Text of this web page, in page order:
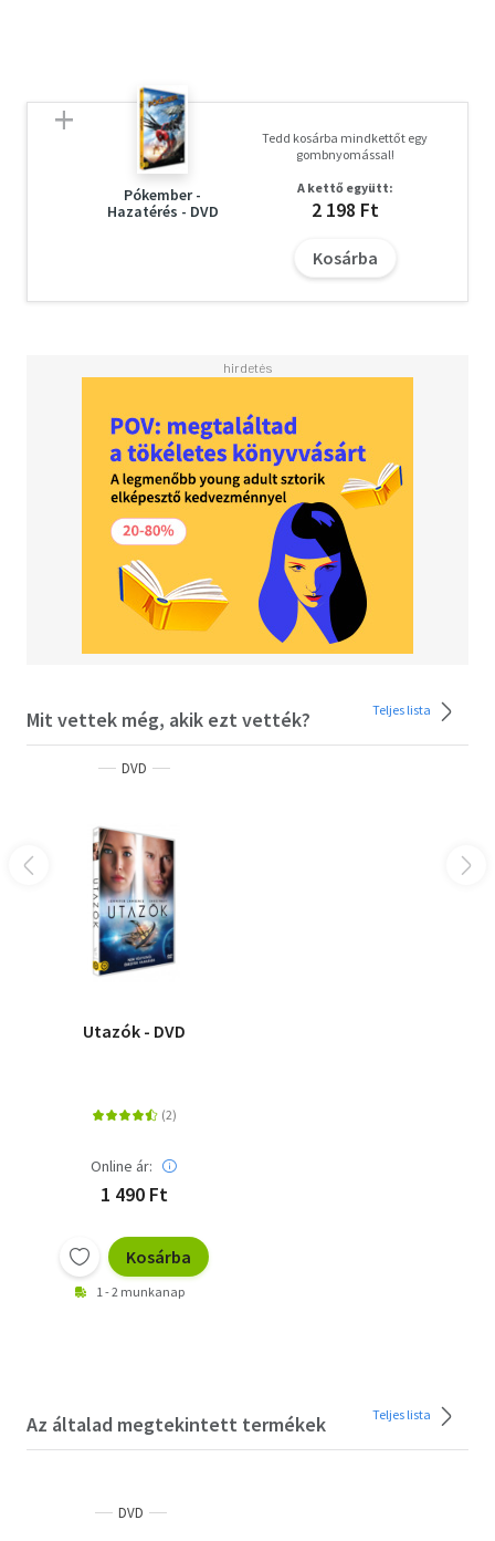
Pókember -
Hazatérés - DVD
Tedd kosárba mindkettőt egy
gombnyomással!
A kettő együtt:
2 198 Ft
Kosárba
Mit vettek még, akik ezt vették? Teljes lista
DVD
Utazók - DVD
Online ár:
1 490 Ft
Kosárba
1 - 2 munkanap
Az általad megtekintett termékek Teljes lista
DVD